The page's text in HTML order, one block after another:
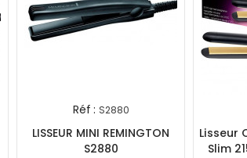
Réf : S2880
LISSEUR MINI REMINGTON
S2880
Lisseur
Slim